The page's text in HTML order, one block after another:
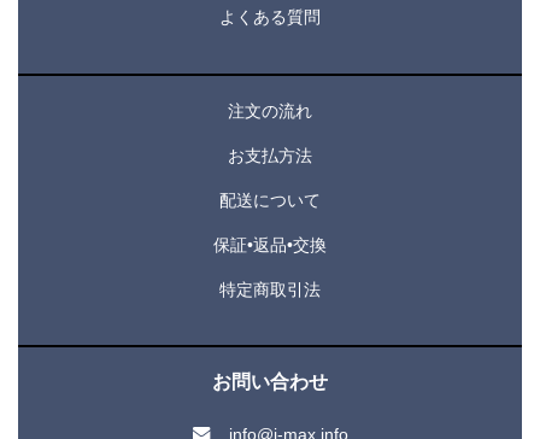
よくある質問
注文の流れ
お支払方法
配送について
保証•返品•交換
特定商取引法
お問い合わせ
info@j-max.info